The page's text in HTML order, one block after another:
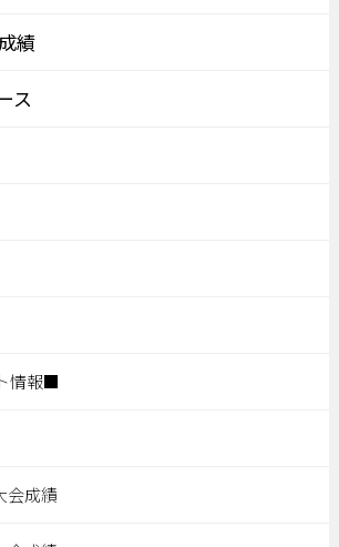
績
ス
情報■
会成績